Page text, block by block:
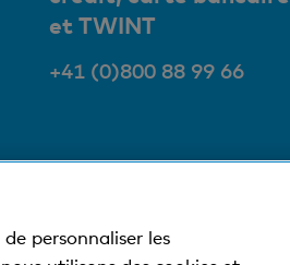
et TWINT
+41 (0)800 88 99 66
personnaliser les